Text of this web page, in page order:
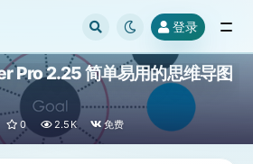
登录
Pro 2.25 简单易用的思维导图
0 2.5K 免费